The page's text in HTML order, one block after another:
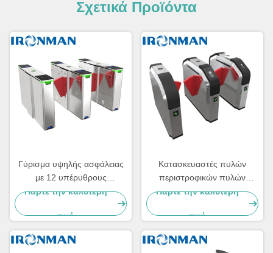
Σχετικά Προϊόντα
Γύρισμα υψηλής ασφάλειας
με 12 υπέρυθρους
αισθητήρες και πύλη ελέγχου
πρόσβασης με μηχανή από
ανοξείδωτο χάλυβα 304
Πάρτε την καλύτερη
τιμή
Κατασκευαστές πυλών
περιστροφικών πυλών
εμποδίων χτυπημάτων
ελέγχου προσπέλασης για τη
στάση λεωφορείου
Πάρτε την καλύτερη
τιμή